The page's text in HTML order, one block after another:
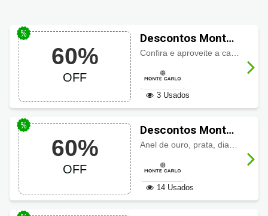
60%
OFF
Descontos Monte
Carlo até 60% em
Alianças de
casamento
3 Usados
60%
OFF
Descontos Monte
Carlo até 60% em
Anéis
Anel de ouro, prata, diamante, pérola e outros com
14 Usados